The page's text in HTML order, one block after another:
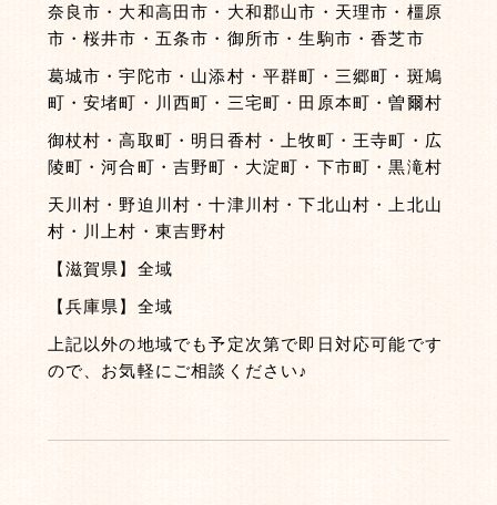
奈良市・大和高田市・大和郡山市・天理市・橿原
市・桜井市・五条市・御所市・生駒市・香芝市
葛城市・宇陀市・山添村・平群町・三郷町・斑鳩
町・安堵町・川西町・三宅町・田原本町・曽爾村
御杖村・高取町・明日香村・上牧町・王寺町・広
陵町・河合町・吉野町・大淀町・下市町・黒滝村
天川村・野迫川村・十津川村・下北山村・上北山
村・川上村・東吉野村
【滋賀県】全域
【兵庫県】全域
上記以外の地域でも予定次第で即日対応可能です
ので、お気軽にご相談ください♪